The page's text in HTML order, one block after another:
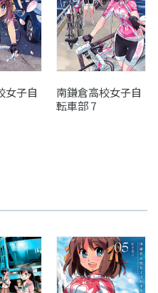
女子自
南鎌倉高校女子自
転車部 7